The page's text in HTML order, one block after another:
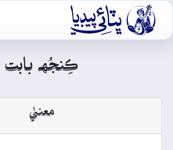

ڪِنجُهہ بابت
معنيٰ